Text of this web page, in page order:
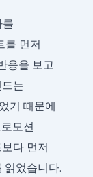
를 먼저
응을 보고
는
기 때문에
모션
다 먼저
읽었습니다.